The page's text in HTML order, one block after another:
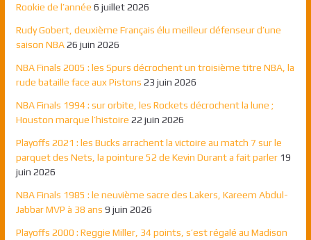
Rookie de l’année 6 juillet 2026
Rudy Gobert, deuxième Français élu meilleur défenseur d’une
saison NBA 26 juin 2026
NBA Finals 2005 : les Spurs décrochent un troisième titre NBA, la
rude bataille face aux Pistons 23 juin 2026
NBA Finals 1994 : sur orbite, les Rockets décrochent la lune ;
Houston marque l’histoire 22 juin 2026
Playoffs 2021 : les Bucks arrachent la victoire au match 7 sur le
parquet des Nets, la pointure 52 de Kevin Durant a fait parler 19
juin 2026
NBA Finals 1985 : le neuvième sacre des Lakers, Kareem Abdul-
Jabbar MVP à 38 ans 9 juin 2026
Playoffs 2000 : Reggie Miller, 34 points, s’est régalé au Madison